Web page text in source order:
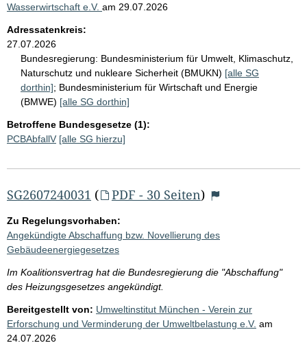
Wasserwirtschaft e.V. am 29.07.2026
Adressatenkreis:
27.07.2026
Bundesregierung: Bundesministerium für Umwelt, Klimaschutz,
Naturschutz und nukleare Sicherheit (BMUKN) [alle SG
dorthin]; Bundesministerium für Wirtschaft und Energie
(BMWE) [alle SG dorthin]
Betroffene Bundesgesetze (1):
PCBAbfallV [alle SG hierzu]
SG2607240031 ( PDF - 30 Seiten)
Zu Regelungsvorhaben:
Angekündigte Abschaffung bzw. Novellierung des
Gebäudeenergiegesetzes
Im Koalitionsvertrag hat die Bundesregierung die "Abschaffung"
des Heizungsgesetzes angekündigt.
Bereitgestellt von: Umweltinstitut München - Verein zur
Erforschung und Verminderung der Umweltbelastung e.V. am
24.07.2026